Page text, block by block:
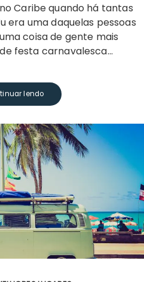
era uma daquelas pessoas
coisa de gente mais
festa carnavalesca…
lendo